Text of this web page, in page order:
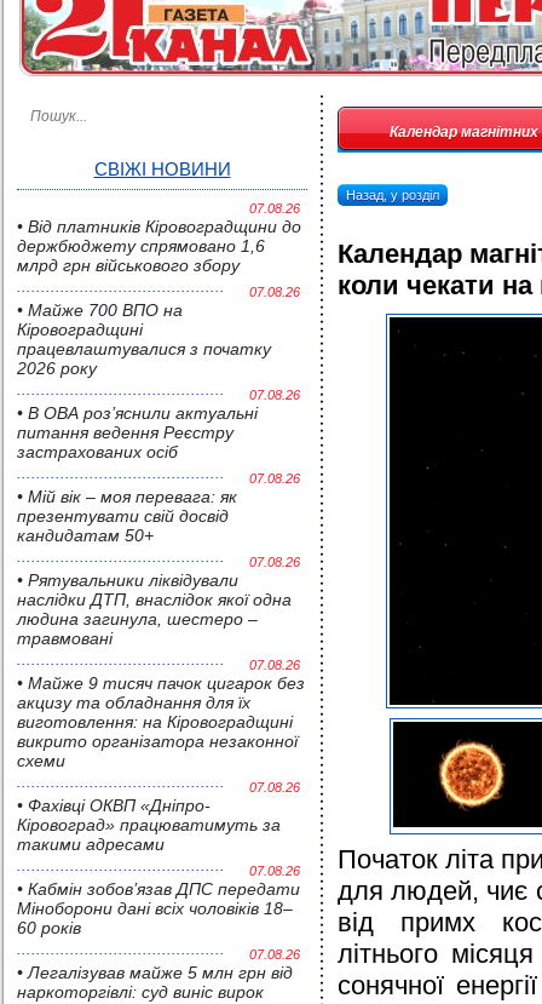
СВІЖІ НОВИНИ
07.08.26
• Від платників Кіровоградщини до
держбюджету спрямовано 1,6
млрд грн військового збору
07.08.26
• Майже 700 ВПО на
Кіровоградщині
працевлаштувалися з початку
2026 року
07.08.26
• В ОВА роз’яснили актуальні
питання ведення Реєстру
застрахованих осіб
07.08.26
• Мій вік – моя перевага: як
презентувати свій досвід
кандидатам 50+
07.08.26
• Pятувальники ліквідували
наслідки ДТП, внаслідок якої одна
людина загинула, шестеро –
травмовані
07.08.26
• Майже 9 тисяч пачок цигарок без
акцизу та обладнання для їх
виготовлення: на Кіровоградщині
викрито організатора незаконної
схеми
07.08.26
• Фахівці ОКВП «Дніпро-
Кіровоград» працюватимуть за
такими адресами
07.08.26
• Кабмін зобов’язав ДПС передати
Міноборони дані всіх чоловіків 18–
60 років
07.08.26
• Легалізував майже 5 млн грн від
наркоторгівлі: суд виніс вирок
Календар
Назад, у розділ
Календар
коли чекати
Початок літа
для людей, чиє
від примх
літнього
сонячної